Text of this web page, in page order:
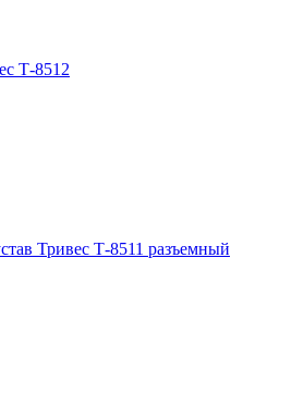
Т-8512
Тривес Т-8511 разъемный